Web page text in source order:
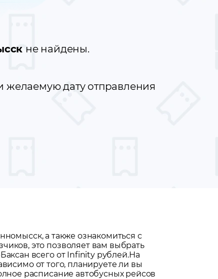
не найдены.
желаемую дату отправления
, а также ознакомиться с
это позволяет вам выбрать
всего от Infinity рублей.На
от того, планируете ли вы
расписание автобусных рейсов